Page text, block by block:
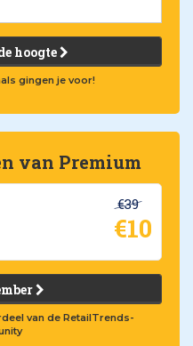
hoogte
gingen je voor!
van Premium
€39
€10
van de RetailTrends-